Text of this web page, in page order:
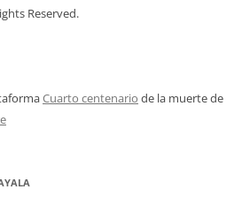
Reserved.
Cuarto centenario de la muerte de